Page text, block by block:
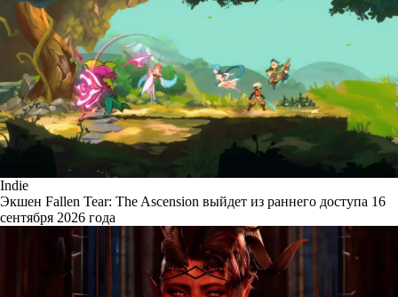
Indie
Экшен Fallen Tear: The Ascension выйдет из раннего доступа 16
сентября 2026 года